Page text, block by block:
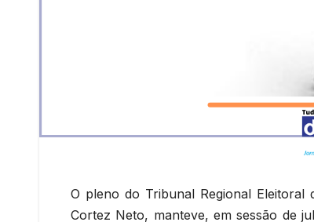
O pleno do Tribunal Regional Eleitoral
Cortez Neto, manteve, em sessão de